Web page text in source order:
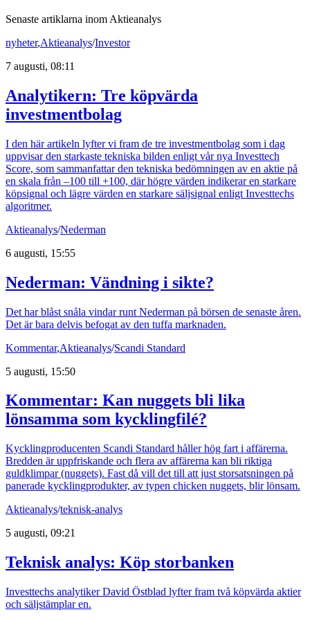
Senaste artiklarna inom Aktieanalys
nyheter,Aktieanalys/Investor
7 augusti, 08:11
Analytikern: Tre köpvärda
investmentbolag
I den här artikeln lyfter vi fram de tre investmentbolag som i dag
uppvisar den starkaste tekniska bilden enligt vår nya Investtech
Score, som sammanfattar den tekniska bedömningen av en aktie på
en skala från –100 till +100, där högre värden indikerar en starkare
köpsignal och lägre värden en starkare säljsignal enligt Investtechs
algoritmer.
Aktieanalys/Nederman
6 augusti, 15:55
Nederman: Vändning i sikte?
Det har blåst snåla vindar runt Nederman på börsen de senaste åren.
Det är bara delvis befogat av den tuffa marknaden.
Kommentar,Aktieanalys/Scandi Standard
5 augusti, 15:50
Kommentar: Kan nuggets bli lika
lönsamma som kycklingfilé?
Kycklingproducenten Scandi Standard håller hög fart i affärerna.
Bredden är uppfriskande och flera av affärerna kan bli riktiga
guldklimpar (nuggets). Fast då vill det till att just storsatsningen på
panerade kycklingprodukter, av typen chicken nuggets, blir lönsam.
Aktieanalys/teknisk-analys
5 augusti, 09:21
Teknisk analys: Köp storbanken
Investtechs analytiker David Östblad lyfter fram två köpvärda aktier
och säljstämplar en.